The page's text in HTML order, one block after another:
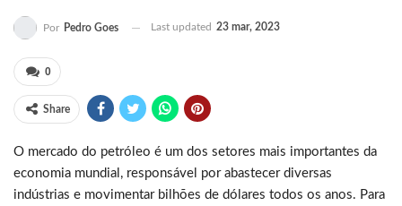
Por Pedro Goes Last updated 23 mar, 2023
0
Share
O mercado do petróleo é um dos setores mais importantes da
economia mundial, responsável por abastecer diversas
indústrias e movimentar bilhões de dólares todos os anos. Para